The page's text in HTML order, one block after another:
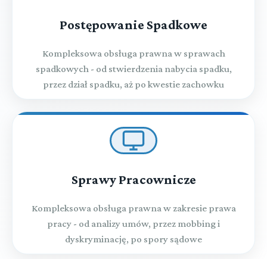
Postępowanie Spadkowe
Kompleksowa obsługa prawna w sprawach
spadkowych - od stwierdzenia nabycia spadku,
przez dział spadku, aż po kwestie zachowku
Sprawy Pracownicze
Kompleksowa obsługa prawna w zakresie prawa
pracy - od analizy umów, przez mobbing i
dyskryminację, po spory sądowe